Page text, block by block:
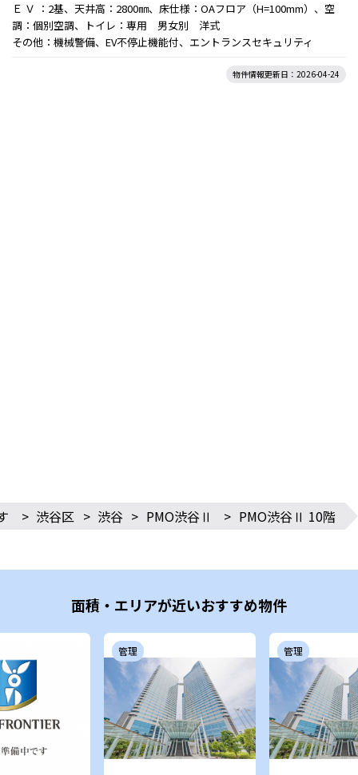
Ｅ Ｖ ：2基、天井高：2800㎜、床仕様：OAフロア（H=100mm）、空
調：個別空調、トイレ：専用 男女別 洋式
その他：機械警備、EV不停止機能付、エントランスセキュリティ
物件情報更新日：2026-04-24
> 渋谷区 > 渋谷 > PMO渋谷Ⅱ > PMO渋谷Ⅱ 10階
面積・エリアが近いおすすめ物件
管理 管理